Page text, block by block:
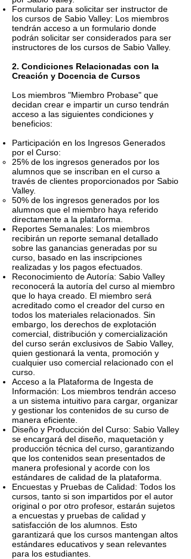
Formulario para solicitar ser instructor de
los cursos de Sabio Valley: Los miembros
tendrán acceso a un formulario donde
podrán solicitar ser considerados para ser
instructores de los cursos de Sabio Valley.
2. Condiciones Relacionadas con la
Creación y Docencia de Cursos
Los miembros "Miembro Probase" que
decidan crear e impartir un curso tendrán
acceso a las siguientes condiciones y
beneficios:
Participación en los Ingresos Generados
por el Curso:
25% de los ingresos generados por los
alumnos que se inscriban en el curso a
través de clientes proporcionados por Sabio
Valley.
50% de los ingresos generados por los
alumnos que el miembro haya referido
directamente a la plataforma.
Reportes Semanales: Los miembros
recibirán un reporte semanal detallado
sobre las ganancias generadas por su
curso, basado en las inscripciones
realizadas y los pagos efectuados.
Reconocimiento de Autoría: Sabio Valley
reconocerá la autoría del curso al miembro
que lo haya creado. El miembro será
acreditado como el creador del curso en
todos los materiales relacionados. Sin
embargo, los derechos de explotación
comercial, distribución y comercialización
del curso serán exclusivos de Sabio Valley,
quien gestionará la venta, promoción y
cualquier uso comercial relacionado con el
curso.
Acceso a la Plataforma de Ingesta de
Información: Los miembros tendrán acceso
a un sistema intuitivo para cargar, organizar
y gestionar los contenidos de su curso de
manera eficiente.
Diseño y Producción del Curso: Sabio Valley
se encargará del diseño, maquetación y
producción técnica del curso, garantizando
que los contenidos sean presentados de
manera profesional y acorde con los
estándares de calidad de la plataforma.
Encuestas y Pruebas de Calidad: Todos los
cursos, tanto si son impartidos por el autor
original o por otro profesor, estarán sujetos
a encuestas y pruebas de calidad y
satisfacción de los alumnos. Esto
garantizará que los cursos mantengan altos
estándares educativos y sean relevantes
para los estudiantes.